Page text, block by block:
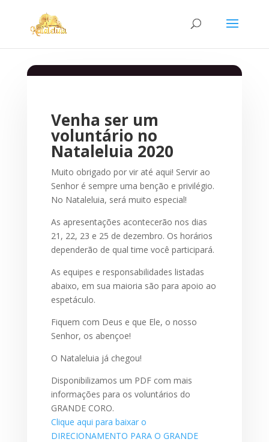
Venha ser um
voluntário no
Nataleluia 2020
Muito obrigado por vir até aqui! Servir ao
Senhor é sempre uma benção e privilégio.
No Nataleluia, será muito especial!
As apresentações acontecerão nos dias
21, 22, 23 e 25 de dezembro. Os horários
dependerão de qual time você participará.
As equipes e responsabilidades listadas
abaixo, em sua maioria são para apoio ao
espetáculo.
Fiquem com Deus e que Ele, o nosso
Senhor, os abençoe!
O Nataleluia já chegou!
Disponibilizamos um PDF com mais
informações para os voluntários do
GRANDE CORO.
Clique aqui para baixar o
DIRECIONAMENTO PARA O GRANDE